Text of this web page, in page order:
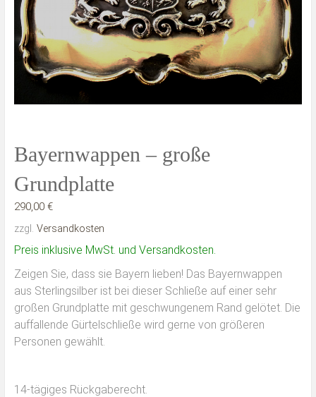
Bayernwappen – große
Grundplatte
290,00 €
zzgl. Versandkosten
Preis inklusive MwSt. und Versandkosten.
Zeigen Sie, dass sie Bayern lieben! Das Bayernwappen
aus Sterlingsilber ist bei dieser Schließe auf einer sehr
großen Grundplatte mit geschwungenem Rand gelötet. Die
auffallende Gürtelschließe wird gerne von größeren
Personen gewählt.
14-tägiges Rückgaberecht.